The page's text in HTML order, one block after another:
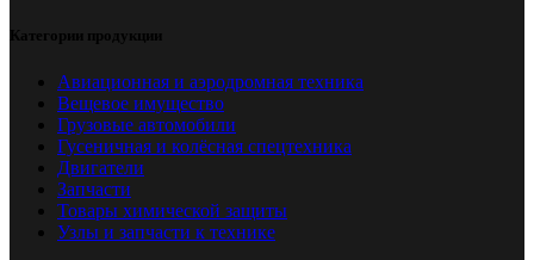
Категории продукции
Авиационная и аэродромная техника
Вещевое имущество
Грузовые автомобили
Гусеничная и колёсная спецтехника
Двигатели
Запчасти
Товары химической защиты
Узлы и запчасти к технике